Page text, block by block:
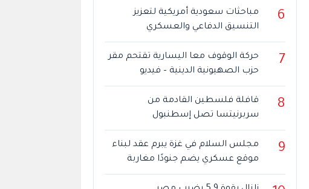
6
مباحثات سعودية أمريكية لتعزيز
التنسيق الدفاعي والعسكري
7
حركة الوقوف معا اليسارية تقتحم مقر
حزب الصهيونية الدينية – فيديو
8
قافلة فلسطين القادمة من
سربرنيتسا تصل إسطنبول
9
مجلس السلام في غزة يبرم عقد لبناء
موقع عسكري يضم جنودًا مغاربة